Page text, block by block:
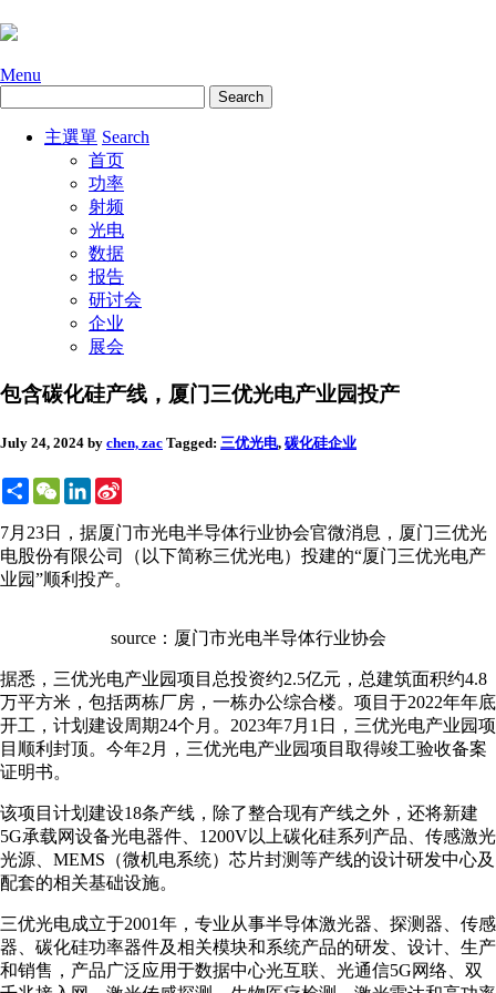
Menu
主選單 Search
首页
功率
射频
光电
数据
报告
研讨会
企业
展会
包含碳化硅产线，厦门三优光电产业园投产
July 24, 2024 by chen, zac Tagged: 三优光电, 碳化硅企业
ShareWeChatLinkedIn
7月23日，据厦门市光电半导体行业协会官微消息，厦门三优光
电股份有限公司（以下简称三优光电）投建的“厦门三优光电产
业园”顺利投产。
source：厦门市光电半导体行业协会
据悉，三优光电产业园项目总投资约2.5亿元，总建筑面积约4.8
万平方米，包括两栋厂房，一栋办公综合楼。项目于2022年年底
开工，计划建设周期24个月。2023年7月1日，三优光电产业园项
目顺利封顶。今年2月，三优光电产业园项目取得竣工验收备案
证明书。
该项目计划建设18条产线，除了整合现有产线之外，还将新建
5G承载网设备光电器件、1200V以上碳化硅系列产品、传感激光
光源、MEMS（微机电系统）芯片封测等产线的设计研发中心及
配套的相关基础设施。
三优光电成立于2001年，专业从事半导体激光器、探测器、传感
器、碳化硅功率器件及相关模块和系统产品的研发、设计、生产
和销售，产品广泛应用于数据中心光互联、光通信5G网络、双